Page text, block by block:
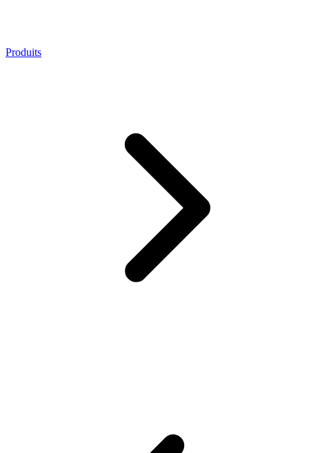
Produits